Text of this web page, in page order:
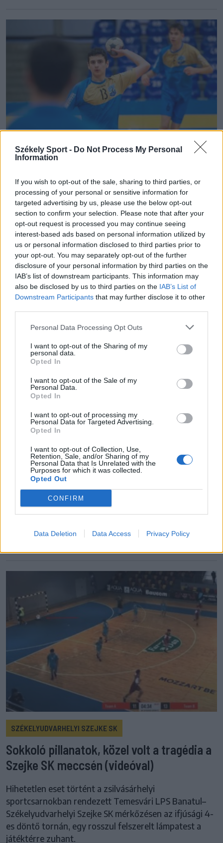
Székely Sport - Do Not Process My Personal
Information
If you wish to opt-out of the sale, sharing to third parties, or
processing of your personal or sensitive information for
targeted advertising by us, please use the below opt-out
section to confirm your selection. Please note that after your
opt-out request is processed you may continue seeing
interest-based ads based on personal information utilized by
us or personal information disclosed to third parties prior to
your opt-out. You may separately opt-out of the further
disclosure of your personal information by third parties on the
IAB’s list of downstream participants. This information may
also be disclosed by us to third parties on the IAB’s List of
Downstream Participants that may further disclose it to other
Personal Data Processing Opt Outs
I want to opt-out of the Sharing of my
personal data.
Opted In
I want to opt-out of the Sale of my
Personal Data.
Opted In
I want to opt-out of processing my
Personal Data for Targeted Advertising.
Opted In
I want to opt-out of Collection, Use,
Retention, Sale, and/or Sharing of my
Personal Data that Is Unrelated with the
Purposes for which it was collected.
Opted Out
CONFIRM
Data Deletion Data Access Privacy Policy
Kezdődik az ifi kézibajnokság, öt
udvarhelyi csapat a rajtnál
Három korcsoportban, mind a lányoknál, mind a fiúknál
indul a pontgyűjtés. Van, ahol nagyon sok, van ahol
nagyon kevés ellenfél található a csoportban.
SZÉKELYUDVARHELYI SZEJKE SK
Mosolygós udvarhelyi kéziérem az
országos kézibajnokságról
Mind a lányoknál, mind a fiúknál kivívta az országos
es) korosztályban a Székelyudvarhelyi Szejke SK
SZÉKELYUDVARHELYI SZEJKE SK
Sokkoló pillanatok, közel volt a tragédia a
Szejke SK meccsén (videóval)
Hihetetlen eset történt a zsilvásárhelyi
sportcsarnokban rendezett Temesvári LPS Banatul–
Székelyudvarhelyi Szejke SK mérkőzésen az ifjúsági 4-
es döntő tornán, egy rosszul felszerelt lámpatest a
játéktérre zuhant.